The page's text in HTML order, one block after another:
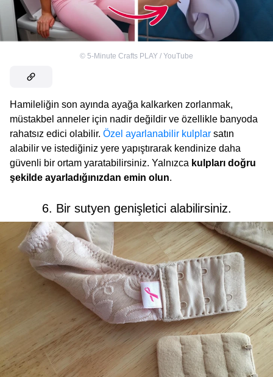
© 5-Minute Crafts PLAY / YouTube
Hamileliğin son ayında ayağa kalkarken zorlanmak,
müstakbel anneler için nadir değildir ve özellikle banyoda
rahatsız edici olabilir. Özel ayarlanabilir kulplar satın
alabilir ve istediğiniz yere yapıştırarak kendinize daha
güvenli bir ortam yaratabilirsiniz. Yalnızca kulpları doğru
şekilde ayarladığınızdan emin olun.
6. Bir sutyen genişletici alabilirsiniz.